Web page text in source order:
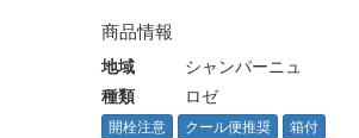
商品情報
地域
シャンパーニュ
種類
ロゼ
開栓注意 クール便推奨 箱付